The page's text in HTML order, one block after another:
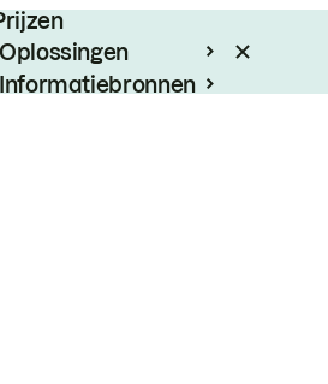
Oplossingen
Informatiebronnen